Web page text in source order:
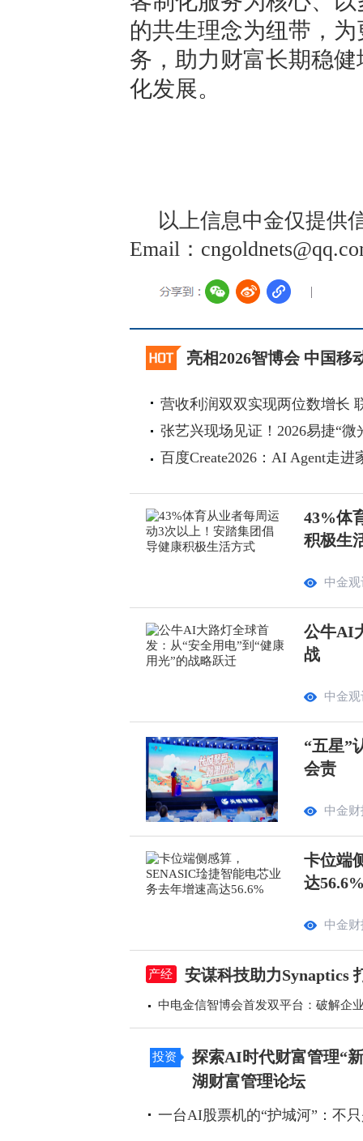
的共生理念为纽带，
务，助力财富长期稳
化发展。
以上信息中金仅提供
Email：
亮相2026智博会 中国移
营收利润双双实现两位数增长
张艺兴现场见证！2026易捷“微
百度Create2026：AI Agent走
43%体
积极生
中金观
公牛AI
战
中金观
“五星”
会责
中金财
卡位端
达
中金财
产经 安谋科技助力Synaptics
中电金信智博会首发双平台：破解企
投资
探索AI时代财富管理“
湖财富管理论坛
一台AI股票机的“护城河”：不